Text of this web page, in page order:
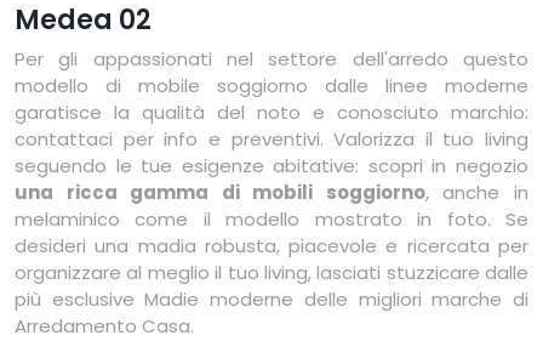
Medea 02
Per gli appassionati nel settore dell'arredo questo
modello di mobile soggiorno dalle linee moderne
garatisce la qualità del noto e conosciuto marchio:
contattaci per info e preventivi. Valorizza il tuo living
seguendo le tue esigenze abitative: scopri in negozio
una ricca gamma di mobili soggiorno, anche in
melaminico come il modello mostrato in foto. Se
desideri una madia robusta, piacevole e ricercata per
organizzare al meglio il tuo living, lasciati stuzzicare dalle
più esclusive Madie moderne delle migliori marche di
Arredamento Casa.